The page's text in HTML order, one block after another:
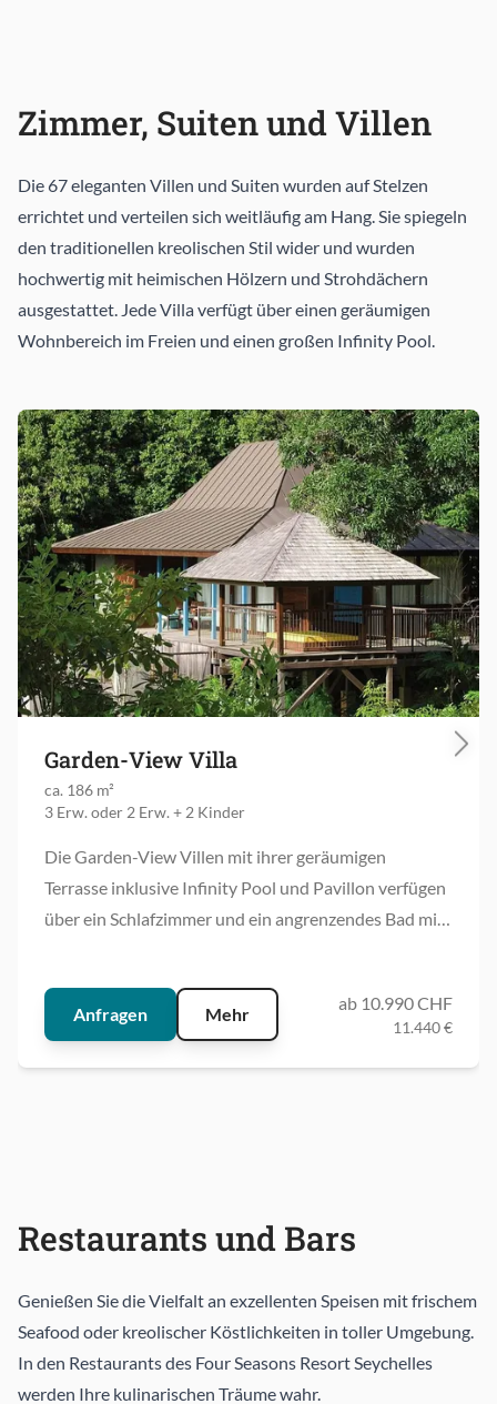
Zimmer, Suiten und Villen
Die 67 eleganten Villen und Suiten wurden auf Stelzen
errichtet und verteilen sich weitläufig am Hang. Sie spiegeln
den traditionellen kreolischen Stil wider und wurden
hochwertig mit heimischen Hölzern und Strohdächern
ausgestattet. Jede Villa verfügt über einen geräumigen
Wohnbereich im Freien und einen großen Infinity Pool.
Garden-View Villa
ca. 186 m²
3 Erw. oder 2 Erw. + 2 Kinder
Die Garden-View Villen mit ihrer geräumigen
Terrasse inklusive Infinity Pool und Pavillon verfügen
über ein Schlafzimmer und ein angrenzendes Bad mit
Anfragen
Mehr
ab 10.990 CHF
11.440 €
Restaurants und Bars
Genießen Sie die Vielfalt an exzellenten Speisen mit frischem
Seafood oder kreolischer Köstlichkeiten in toller Umgebung.
In den Restaurants des Four Seasons Resort Seychelles
werden Ihre kulinarischen Träume wahr.